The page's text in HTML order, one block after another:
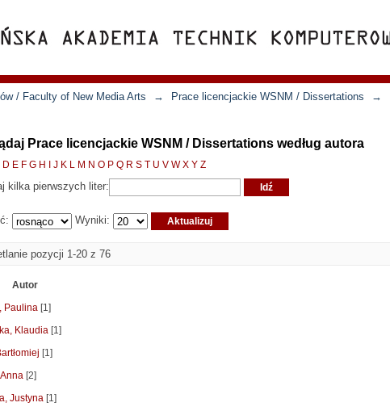
/ Faculty of New Media Arts → Prace licencjackie WSNM / Dissertations →
Prace licencjackie WSNM / Dissertations według autora
D E F G H J K L M N O P Q R S T U V W X Y Z
kilka pierwszych liter:
Wyniki:
pozycji 1-20 z 76
Autor
Paulina [1]
Klaudia [1]
[1]
[2]
Justyna [1]